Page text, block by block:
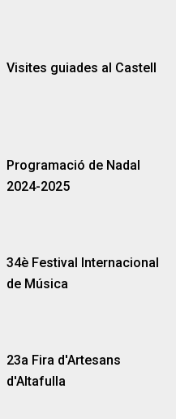
Alcaldia
fiscals
Blanch
de Pau
Visites guiades al Castell
Programació de Nadal
2024-2025
34è Festival Internacional
de Música
23a Fira d'Artesans
d'Altafulla